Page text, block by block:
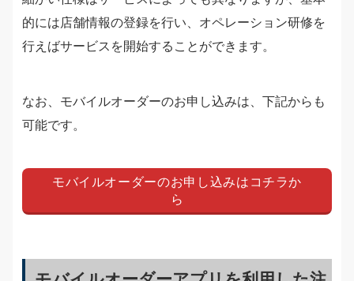
的には店舗情報の登録を行い、オペレーション研修を
行えばサービスを開始することができます。
なお、モバイルオーダーのお申し込みは、下記からも
可能です。
モバイルオーダーのお申し込みはコチラか
ら